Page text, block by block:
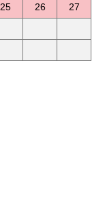
25 26
27